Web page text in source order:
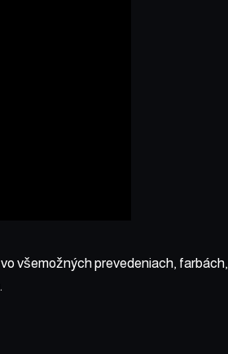
všemožných prevedeniach, farbách,